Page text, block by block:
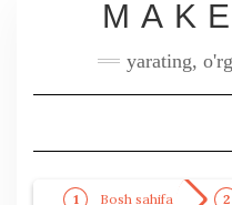
yarating,
Bosh sahifa